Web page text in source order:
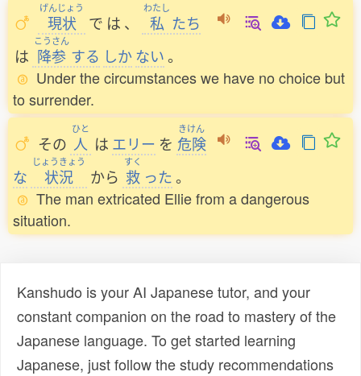
げんじょう
現状 で は 、
わたし
私 たち
は
こうさん
降参 する しか ない。
Under the circumstances we have no choice but
to surrender.
その
ひと
人 は エリー を
きけん
危険
な
じょうきょう
状況 から
すく
救 った。
The man extricated Ellie from a dangerous
situation.
Kanshudo is your AI Japanese tutor, and your
constant companion on the road to mastery of the
Japanese language. To get started learning
Japanese, just follow the study recommendations